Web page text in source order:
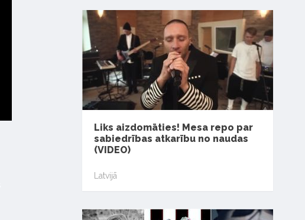
Liks aizdomāties! Mesa repo par
sabiedrības atkarību no naudas
(VIDEO)
Latvijā